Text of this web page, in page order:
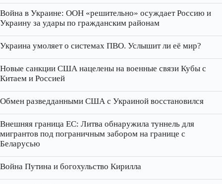
Война в Украине: ООН «решительно» осуждает Россию и
Украину за удары по гражданским районам
Украина умоляет о системах ПВО. Услышит ли её мир?
Новые санкции США нацелены на военные связи Кубы с
Китаем и Россией
Обмен разведданными США с Украиной восстановился
Внешняя граница ЕС: Литва обнаружила туннель для
мигрантов под пограничным забором на границе с
Беларусью
Война Путина и богохульство Кирилла